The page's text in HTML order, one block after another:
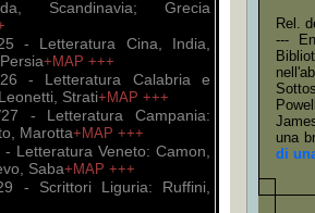
Scandinavia; Grecia
- Letteratura Cina, India,
+MAP +++
- Letteratura Calabria e
Strati+MAP +++
- Letteratura Campania:
Marotta+MAP +++
Letteratura Veneto: Camon,
Saba+MAP +++
- Scrittori Liguria: Ruffini,
Rel.
---
una
di